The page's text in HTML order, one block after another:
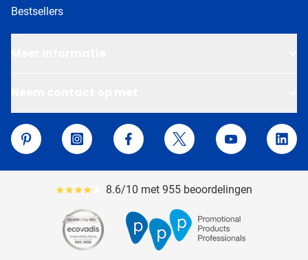
Bestsellers
Van Helden Relatiegeschenken
Pinterest
Instagram Facebook Twitter YouTube
Gemiddeld reviewpercentage is 86
8.6/10 met 955 beoordelingen